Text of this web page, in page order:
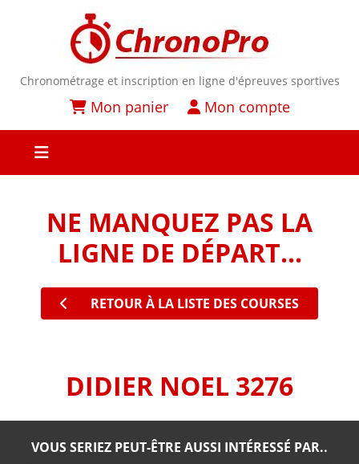
Chronométrage et inscription en ligne d'épreuves sportives
Mon panier Mon compte
NE MANQUEZ PAS LA
LIGNE DE DÉPART...
RETOUR À LA LISTE DES COURSES
DIDIER NOEL 3276
VOUS SERIEZ PEUT-ÊTRE AUSSI INTÉRESSÉ PAR..